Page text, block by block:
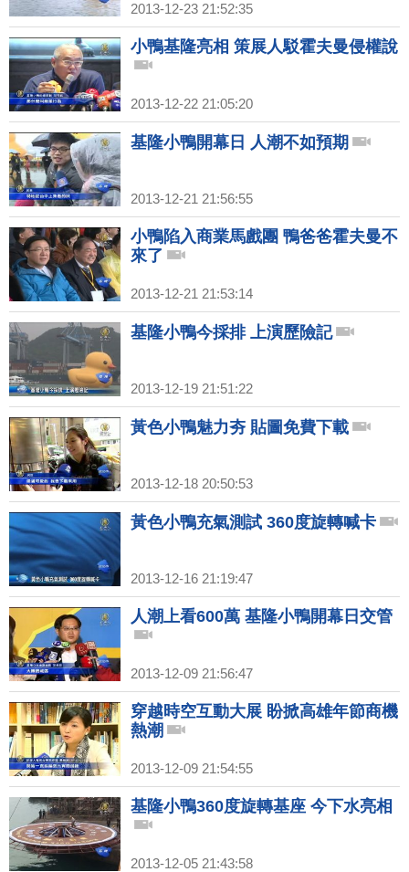
2013-12-23 21:52:35
小鴨基隆亮相 策展人駁霍夫曼侵權說
2013-12-22 21:05:20
基隆小鴨開幕日 人潮不如預期
2013-12-21 21:56:55
小鴨陷入商業馬戲團 鴨爸爸霍夫曼不
來了
2013-12-21 21:53:14
基隆小鴨今採排 上演歷險記
2013-12-19 21:51:22
黃色小鴨魅力夯 貼圖免費下載
2013-12-18 20:50:53
黃色小鴨充氣測試 360度旋轉喊卡
2013-12-16 21:19:47
人潮上看600萬 基隆小鴨開幕日交管
2013-12-09 21:56:47
穿越時空互動大展 盼掀高雄年節商機
熱潮
2013-12-09 21:54:55
基隆小鴨360度旋轉基座 今下水亮相
2013-12-05 21:43:58